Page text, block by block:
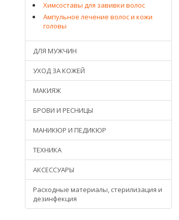
Химсоставы для завивки волос
Ампульное лечение волос и кожи
головы
ДЛЯ МУЖЧИН
УХОД ЗА КОЖЕЙ
МАКИЯЖ
БРОВИ И РЕСНИЦЫ
МАНИКЮР И ПЕДИКЮР
ТЕХНИКА
АКСЕССУАРЫ
Расходные материалы, стерилизация и
дезинфекция